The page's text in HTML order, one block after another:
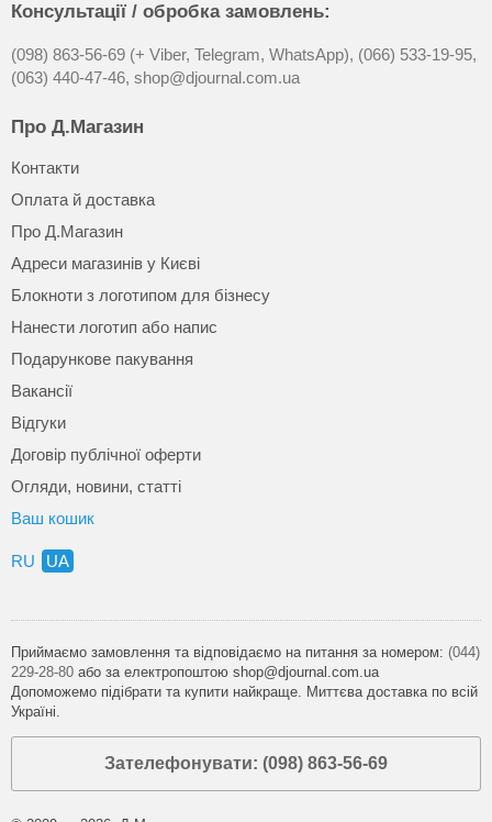
Консультації / обробка замовлень:
(098) 863-56-69 (+ Viber, Telegram, WhatsApp), (066) 533-19-95,
(063) 440-47-46, shop@djournal.com.ua
Про Д.Магазин
Контакти
Оплата й доставка
Про Д.Магазин
Адреси магазинів у Києві
Блокноти з логотипом для бізнесу
Нанести логотип або напис
Подарункове пакування
Вакансії
Відгуки
Договір публічної оферти
Огляди, новини, статті
Ваш кошик
RU UA
Приймаємо замовлення та відповідаємо на питання за номером: (044)
229-28-80 або за електропоштою shop@djournal.com.ua
Допоможемо підібрати та купити найкраще. Миттєва доставка по всій
Україні.
Зателефонувати: (098) 863-56-69